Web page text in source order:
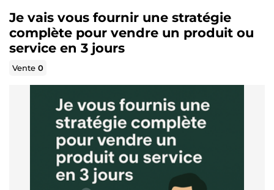
Je vais vous fournir une stratégie
complète pour vendre un produit ou
service en 3 jours
Vente0